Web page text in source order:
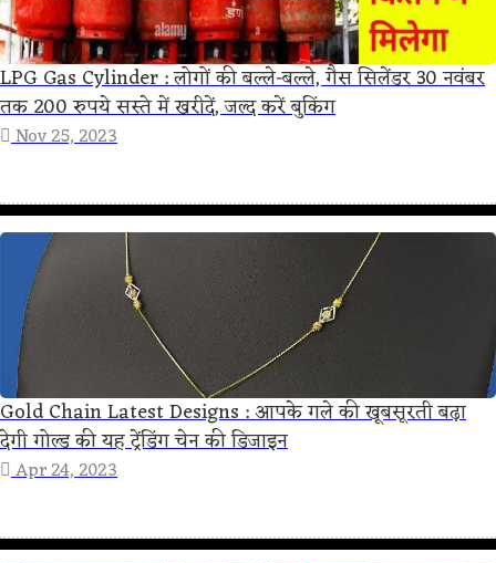
LPG Gas Cylinder : लोगों की बल्ले-बल्ले, गैस सिलेंडर 30 नवंबर
तक 200 रुपये सस्ते में खरीदें, जल्द करें बुकिंग
Nov 25, 2023
Gold Chain Latest Designs : आपके गले की खूबसूरती बढ़ा
देगी गोल्ड की यह ट्रेंडिंग चेन की डिजाइन
Apr 24, 2023